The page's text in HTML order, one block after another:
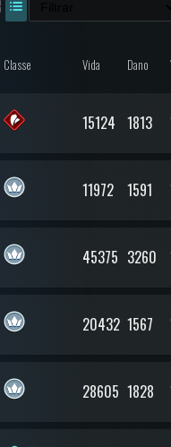
Classe Vida Dano
15124 1813
11972 1591
45375 3260
20432 1567
28605 1828